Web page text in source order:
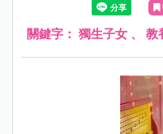
關鍵字： 獨生子女 、 教